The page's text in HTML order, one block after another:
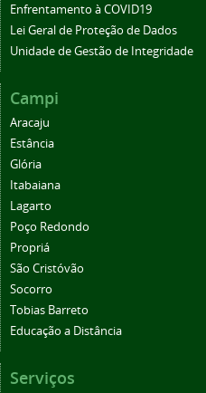
Enfrentamento à COVID19
Lei Geral de Proteção de Dados
Unidade de Gestão de Integridade
Campi
Aracaju
Estância
Glória
Itabaiana
Lagarto
Poço Redondo
Propriá
São Cristóvão
Socorro
Tobias Barreto
Educação a Distância
Serviços